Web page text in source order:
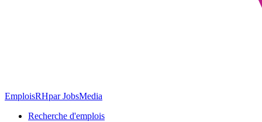
EmploisRHpar JobsMedia
Recherche d'emplois